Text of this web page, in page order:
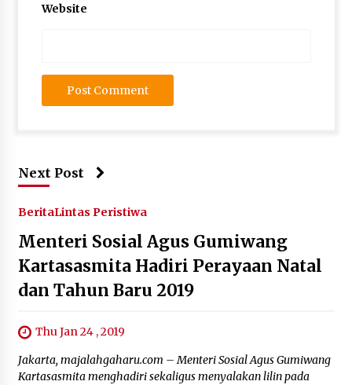
Website
Next Post
BeritaLintas Peristiwa
Menteri Sosial Agus Gumiwang
Kartasasmita Hadiri Perayaan Natal
dan Tahun Baru 2019
Thu Jan 24 , 2019
Jakarta, majalahgaharu.com – Menteri Sosial Agus Gumiwang
Kartasasmita menghadiri sekaligus menyalakan lilin pada